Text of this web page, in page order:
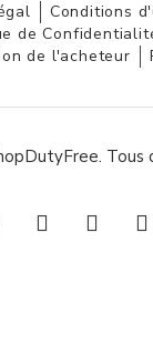
Conditions
de
de l'acheteur
Tous